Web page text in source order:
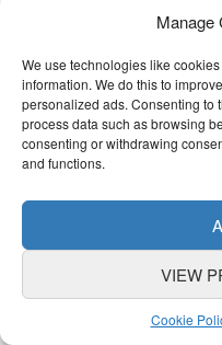
Manage
We use technologies like
information. We do this to
personalized ads. Consenting to
process data such as browsing
consenting or withdrawing
and functions.
VIEW
Cookie
面積
境界の長さ
順位